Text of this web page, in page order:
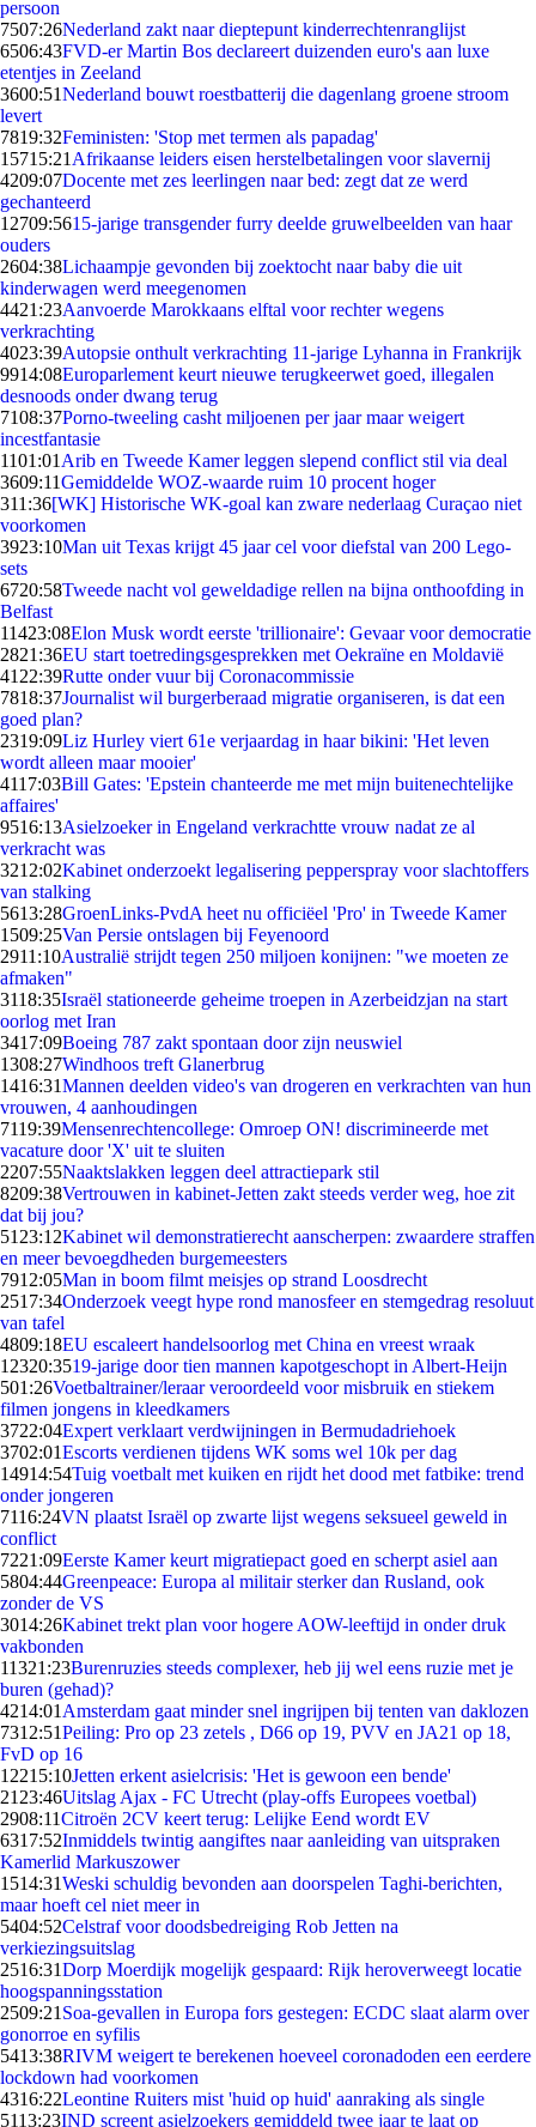
persoon
7507:26Nederland zakt naar dieptepunt kinderrechtenranglijst
6506:43FVD-er Martin Bos declareert duizenden euro's aan luxe
etentjes in Zeeland
3600:51Nederland bouwt roestbatterij die dagenlang groene stroom
levert
7819:32Feministen: 'Stop met termen als papadag'
15715:21 Afrikaanse leiders eisen herstelbetalingen voor slavernij
4209:07Docente met zes leerlingen naar bed: zegt dat ze werd
gechanteerd
12709:5615-jarige transgender furry deelde gruwelbeelden van haar
ouders
2604:38Lichaampje gevonden bij zoektocht naar baby die uit
kinderwagen werd meegenomen
4421:23Aanvoerde Marokkaans elftal voor rechter wegens
verkrachting
4023:39Autopsie onthult verkrachting 11-jarige Lyhanna in Frankrijk
9914:08Europarlement keurt nieuwe terugkeerwet goed, illegalen
desnoods onder dwang terug
7108:37Porno-tweeling casht miljoenen per jaar maar weigert
incestfantasie
1101:01 Arib en Tweede Kamer leggen slepend conflict stil via deal
3609:11Gemiddelde WOZ-waarde ruim 10 procent hoger
311:36[WK] Historische WK-goal kan zware nederlaag Curaçao niet
voorkomen
3923:10Man uit Texas krijgt 45 jaar cel voor diefstal van 200 Lego-
sets
6720:58Tweede nacht vol geweldadige rellen na bijna onthoofding in
Belfast
11423:08Elon Musk wordt eerste 'trillionaire': Gevaar voor democratie
2821:36EU start toetredingsgesprekken met Oekraïne en Moldavië
41 22:39Rutte onder vuur bij Coronacommissie
7818:37Journalist wil burgerberaad migratie organiseren, is dat een
goed plan?
2319:09Liz Hurley viert 61e verjaardag in haar bikini: 'Het leven
wordt alleen maar mooier'
4117:03Bill Gates: 'Epstein chanteerde me met mijn buitenechtelijke
affaires'
9516:13Asielzoeker in Engeland verkrachtte vrouw nadat ze al
verkracht was
3212:02Kabinet onderzoekt legalisering pepperspray voor slachtoffers
van stalking
5613:28GroenLinks-PvdA heet nu officiëel 'Pro' in Tweede Kamer
1509:25Van Persie ontslagen bij Feyenoord
2911:10Australië strijdt tegen 250 miljoen konijnen: "we moeten ze
afmaken"
3118:35Israël stationeerde geheime troepen in Azerbeidzjan na start
oorlog met Iran
3417:09Boeing 787 zakt spontaan door zijn neuswiel
1308:27Windhoos treft Glanerbrug
1416:31Mannen deelden video's van drogeren en verkrachten van hun
vrouwen, 4 aanhoudingen
7119:39Mensenrechtencollege: Omroep ON! discrimineerde met
vacature door 'X' uit te sluiten
2207:55Naaktslakken leggen deel attractiepark stil
8209:38Vertrouwen in kabinet-Jetten zakt steeds verder weg, hoe zit
dat bij jou?
51 23:12Kabinet wil demonstratierecht aanscherpen: zwaardere straffen
en meer bevoegdheden burgemeesters
7912:05Man in boom filmt meisjes op strand Loosdrecht
2517:34Onderzoek veegt hype rond manosfeer en stemgedrag resoluut
van tafel
4809:18EU escaleert handelsoorlog met China en vreest wraak
12320:3519-jarige door tien mannen kapotgeschopt in Albert-Heijn
501:26Voetbaltrainer/leraar veroordeeld voor misbruik en stiekem
filmen jongens in kleedkamers
3722:04Expert verklaart verdwijningen in Bermudadriehoek
3702:01Escorts verdienen tijdens WK soms wel 10k per dag
14914:54Tuig voetbalt met kuiken en rijdt het dood met fatbike: trend
onder jongeren
7116:24VN plaatst Israël op zwarte lijst wegens seksueel geweld in
conflict
7221:09Eerste Kamer keurt migratiepact goed en scherpt asiel aan
5804:44Greenpeace: Europa al militair sterker dan Rusland, ook
zonder de VS
3014:26Kabinet trekt plan voor hogere AOW-leeftijd in onder druk
vakbonden
11321:23Burenruzies steeds complexer, heb jij wel eens ruzie met je
buren (gehad)?
4214:01 Amsterdam gaat minder snel ingrijpen bij tenten van daklozen
7312:51Peiling: Pro op 23 zetels , D66 op 19, PVV en JA21 op 18,
FvD op 16
12215:10Jetten erkent asielcrisis: 'Het is gewoon een bende'
21 23:46Uitslag Ajax - FC Utrecht (play-offs Europees voetbal)
2908:11Citroën 2CV keert terug: Lelijke Eend wordt EV
6317:52Inmiddels twintig aangiftes naar aanleiding van uitspraken
Kamerlid Markuszower
1514:31Weski schuldig bevonden aan doorspelen Taghi-berichten,
maar hoeft cel niet meer in
5404:52Celstraf voor doodsbedreiging Rob Jetten na
verkiezingsuitslag
2516:31Dorp Moerdijk mogelijk gespaard: Rijk heroverweegt locatie
hoogspanningsstation
2509:21 Soa-gevallen in Europa fors gestegen: ECDC slaat alarm over
gonorroe en syfilis
5413:38RIVM weigert te berekenen hoeveel coronadoden een eerdere
lockdown had voorkomen
4316:22Leontine Ruiters mist 'huid op huid' aanraking als single
5113:23IND screent asielzoekers gemiddeld twee jaar te laat op